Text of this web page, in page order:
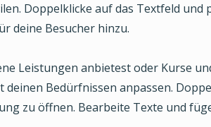
Doppelklicke auf das Textfeld und
deine Besucher hinzu.
Leistungen anbietest oder Kurse
deinen Bedürfnissen anpassen.
zu öffnen. Bearbeite Texte und